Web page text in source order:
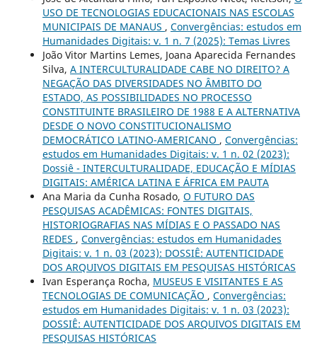
USO DE TECNOLOGIAS EDUCACIONAIS NAS ESCOLAS
MUNICIPAIS DE MANAUS , Convergências: estudos em
Humanidades Digitais: v. 1 n. 7 (2025): Temas Livres
João Vitor Martins Lemes, Joana Aparecida Fernandes
Silva, A INTERCULTURALIDADE CABE NO DIREITO? A
NEGAÇÃO DAS DIVERSIDADES NO ÂMBITO DO
ESTADO, AS POSSIBILIDADES NO PROCESSO
CONSTITUINTE BRASILEIRO DE 1988 E A ALTERNATIVA
DESDE O NOVO CONSTITUCIONALISMO
DEMOCRÁTICO LATINO-AMERICANO , Convergências:
estudos em Humanidades Digitais: v. 1 n. 02 (2023):
Dossiê - INTERCULTURALIDADE, EDUCAÇÃO E MÍDIAS
DIGITAIS: AMÉRICA LATINA E ÁFRICA EM PAUTA
Ana Maria da Cunha Rosado, O FUTURO DAS
PESQUISAS ACADÊMICAS: FONTES DIGITAIS,
HISTORIOGRAFIAS NAS MÍDIAS E O PASSADO NAS
REDES , Convergências: estudos em Humanidades
Digitais: v. 1 n. 03 (2023): DOSSIÊ: AUTENTICIDADE
DOS ARQUIVOS DIGITAIS EM PESQUISAS HISTÓRICAS
Ivan Esperança Rocha, MUSEUS E VISITANTES E AS
TECNOLOGIAS DE COMUNICAÇÃO , Convergências:
estudos em Humanidades Digitais: v. 1 n. 03 (2023):
DOSSIÊ: AUTENTICIDADE DOS ARQUIVOS DIGITAIS EM
PESQUISAS HISTÓRICAS